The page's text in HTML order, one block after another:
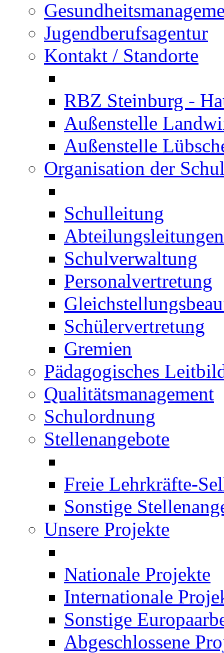
Jugendberufsagentur
Kontakt / Standorte
RBZ Steinburg -
Außenstelle
Außenstelle
Organisation der
Schulleitung
Abteilungsleitungen
Schulverwaltung
Personalvertretung
Schülervertretung
Gremien
Pädagogisches
Qualitätsmanagement
Schulordnung
Stellenangebote
Freie Lehrkräfte-
Sonstige
Unsere Projekte
Nationale Projekte
Internationale
Sonstige
Abgeschlossene